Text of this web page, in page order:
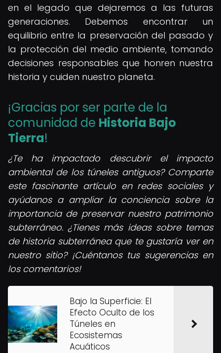
en el legado que dejaremos a las futuras
generaciones. Debemos encontrar un
equilibrio entre la preservación del pasado y
la protección del medio ambiente, tomando
decisiones responsables que honren nuestra
historia y cuiden nuestro planeta.
¡Gracias por ser parte de la
comunidad de Historia Bajo
Tierra!
¿Te ha impactado descubrir el impacto
ambiental de los túneles antiguos? Comparte
este fascinante artículo en redes sociales y
ayúdanos a ampliar la conciencia sobre la
importancia de preservar nuestro patrimonio
subterráneo. ¿Tienes más ideas sobre temas
de historia subterránea que te gustaría ver en
nuestro sitio? ¡Cuéntanos tus sugerencias en
los comentarios!
Bajo la Superficie: El
Efecto Oculto de los
Túneles en
Ecosistemas
Acuáticos